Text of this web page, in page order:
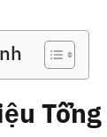
Tổng